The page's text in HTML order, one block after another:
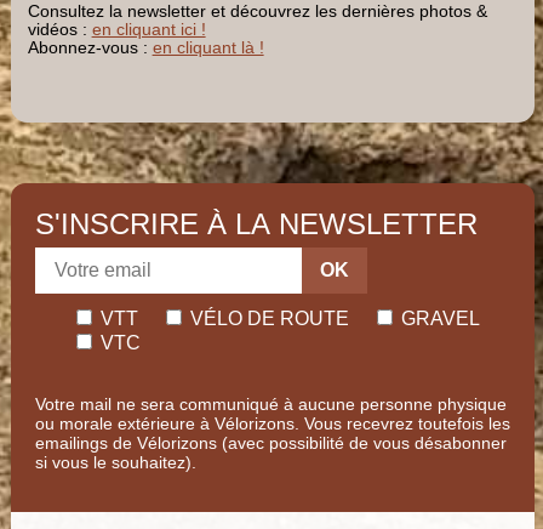
Consultez la newsletter et découvrez les dernières photos &
vidéos : en cliquant ici !
Abonnez-vous : en cliquant là !
S'INSCRIRE À LA NEWSLETTER
OK
VTT VÉLO DE ROUTE
GRAVEL
VTC
Votre mail ne sera communiqué à aucune personne physique
ou morale extérieure à Vélorizons. Vous recevrez toutefois les
emailings de Vélorizons (avec possibilité de vous désabonner
si vous le souhaitez).